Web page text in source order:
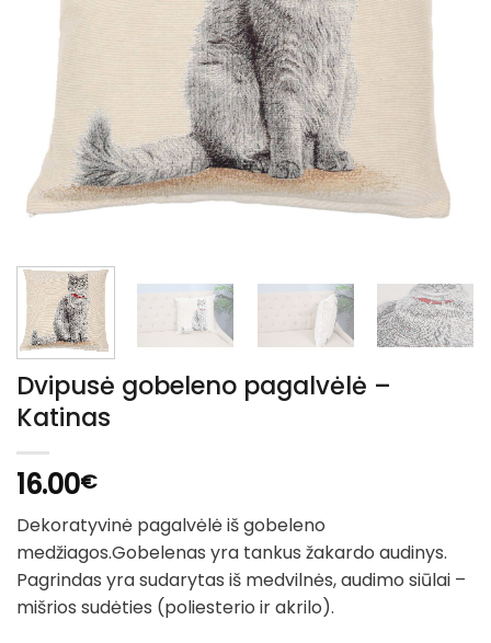
Dvipusė gobeleno pagalvėlė –
Katinas
16.00€
Dekoratyvinė pagalvėlė iš gobeleno
medžiagos.Gobelenas yra tankus žakardo audinys.
Pagrindas yra sudarytas iš medvilnės, audimo siūlai –
mišrios sudėties (poliesterio ir akrilo).